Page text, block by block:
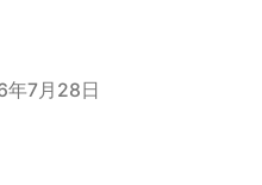
年7月28日